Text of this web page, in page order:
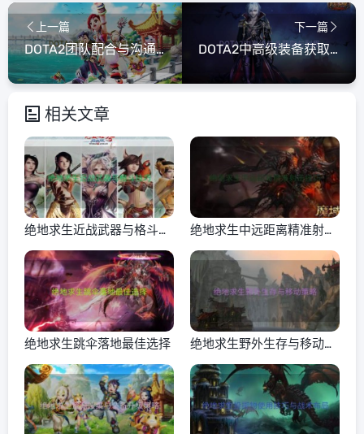
上一篇
DOTA2团队配合与沟通技巧
下一篇
DOTA2中高级装备获取与利用
相关文章
绝地求生近战武器与格斗技
巧
绝地求生中远距离精准射击
技巧
绝地求生跳伞落地最佳选择
绝地求生野外生存与移动策
略